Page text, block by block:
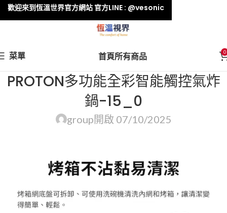
菜單 首頁所有商品 0
PROTON多功能全彩智能觸控氣炸
鍋-15_0
group開啟 07/10/2025
歡迎來到恆溫世界官方網站 官方LINE : @vesonic